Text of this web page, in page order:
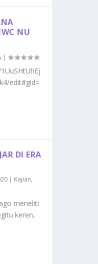
NU
|
edit#gid=
DI ERA
| Kajian,
meneliti
keren,